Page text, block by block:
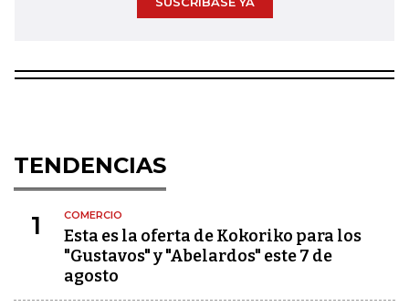
TENDENCIAS
1 COMERCIO
Esta es la oferta de Kokoriko para los
"Gustavos" y "Abelardos" este 7 de
agosto